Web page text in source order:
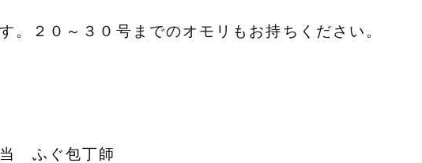
。２０～３０号までのオモリもお持ちください。
ふぐ包丁師